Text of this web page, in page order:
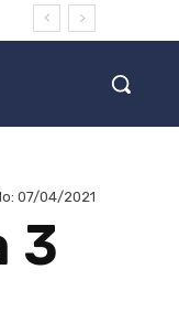
07/04/2021
3